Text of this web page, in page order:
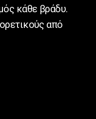
κάθε βράδυ.
από